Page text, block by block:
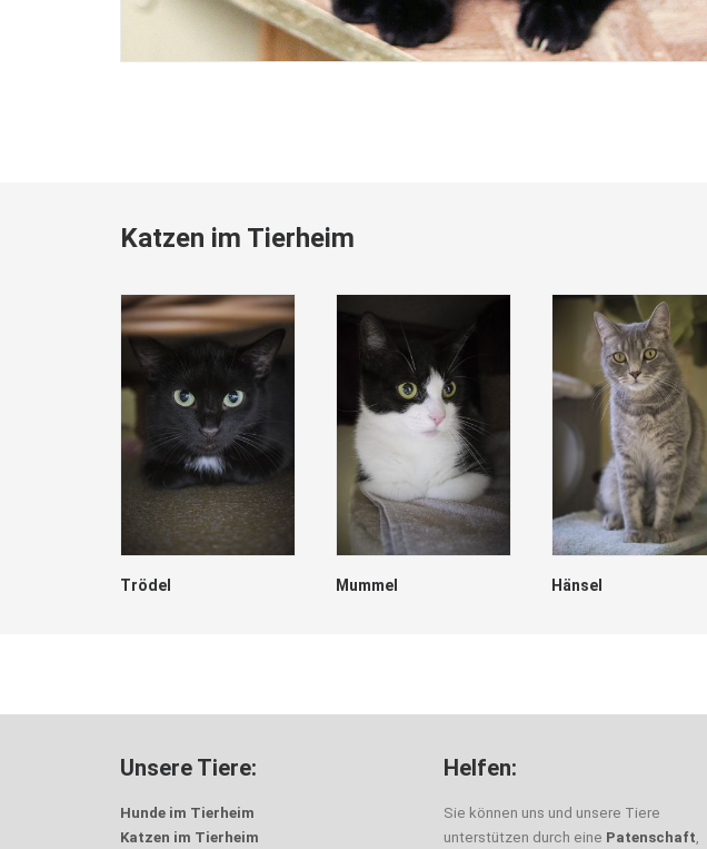
Katzen im Tierheim
Trödel Mummel Hänsel
Unsere Tiere:
Hunde im Tierheim
Katzen im Tierheim
Helfen:
Sie können uns und unsere Tiere
unterstützen durch eine Patenschaft,